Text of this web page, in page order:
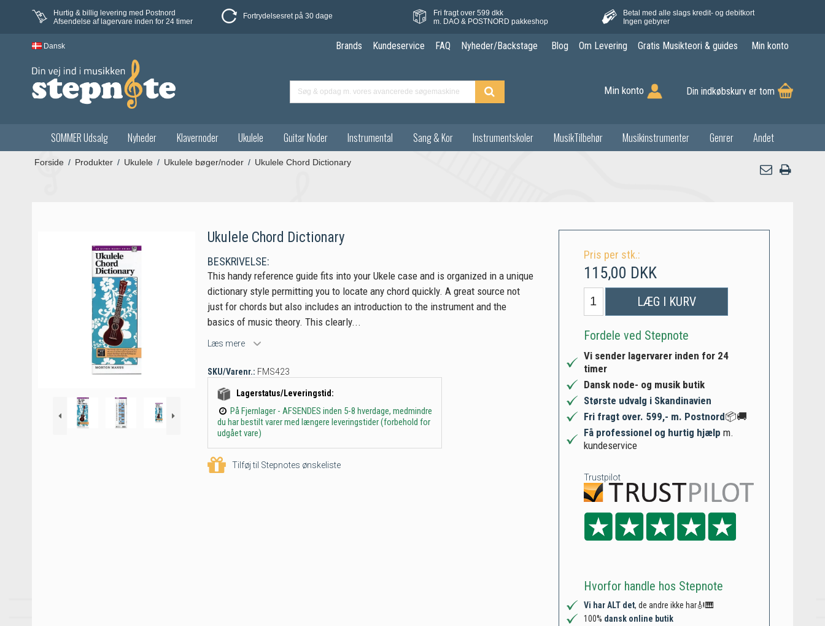
Hurtig & billig levering med Postnord
Afsendelse af lagervare inden for 24 timer
Fortrydelsesret på 30 dage
Fri fragt over 599 dkk
m. DAO & POSTNORD pakkeshop
Betal med alle slags kredit- og debitkort
Ingen gebyrer
Dansk Brands Kundeservice FAQ Nyheder/Backstage Blog Om Levering Gratis Musikteori & guides Min konto
Min konto Din indkøbskurv er tom
SOMMER Udsalg Nyheder Klavernoder Ukulele Guitar Noder Instrumental Sang & Kor Instrumentskoler MusikTilbehør Musikinstrumenter Genrer Andet
Forside / Produkter / Ukulele / Ukulele bøger/noder / Ukulele Chord Dictionary
Ukulele Chord Dictionary
BESKRIVELSE:
This handy reference guide fits into your Ukele case and is organized in a unique
dictionary style permitting you to locate any chord quickly. A great source not
just for chords but also includes an introduction to the instrument and the
basics of music theory. This clearly...
Læs mere
SKU/Varenr.: FMS423
Lagerstatus/Leveringstid:
På Fjernlager - AFSENDES inden 5-8 hverdage, medmindre
du har bestilt varer med længere leveringstider (forbehold for
udgået vare)
Tilføj til Stepnotes ønskeliste
Pris per stk.:
115,00 DKK
LÆG I KURV
Fordele ved Stepnote
Vi sender lagervarer inden for 24
timer
Dansk node- og musik butik
Største udvalg i Skandinavien
Fri fragt over. 599,- m. Postnord📦🚚
Få professionel og hurtig hjælp m.
kundeservice
Trustpilot
Hvorfor handle hos Stepnote
Vi har ALT det, de andre ikke har🎻🎹
100% dansk online butik